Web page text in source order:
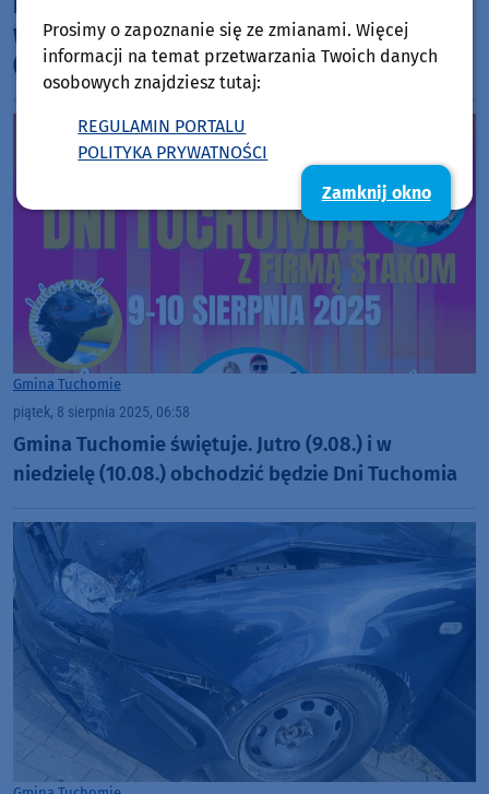
W czołowym zderzeniu osobówek zginął 25-latek
(FOTO, AKTUALIZACJA)
Gmina Tuchomie
piątek, 8 sierpnia 2025, 06:58
Gmina Tuchomie świętuje. Jutro (9.08.) i w
niedzielę (10.08.) obchodzić będzie Dni Tuchomia
Prosimy o zapoznanie się ze zmianami. Więcej
informacji na temat przetwarzania Twoich danych
osobowych znajdziesz tutaj:
REGULAMIN PORTALU
POLITYKA PRYWATNOŚCI
Zamknij okno